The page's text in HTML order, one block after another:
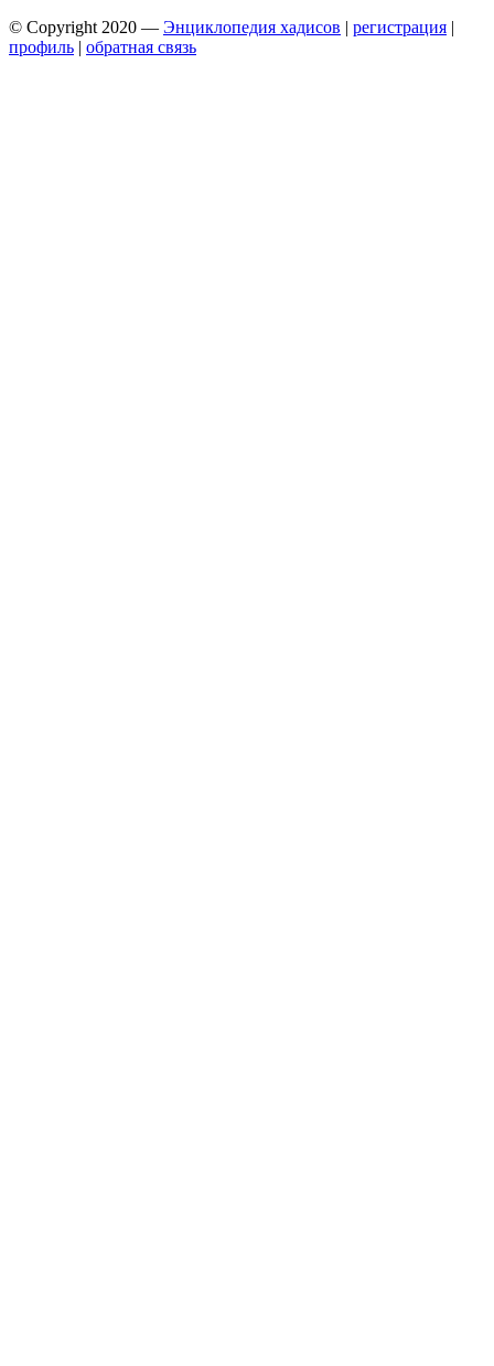
© Copyright 2020 — Энциклопедия хадисов | регистрация |
профиль | обратная связь